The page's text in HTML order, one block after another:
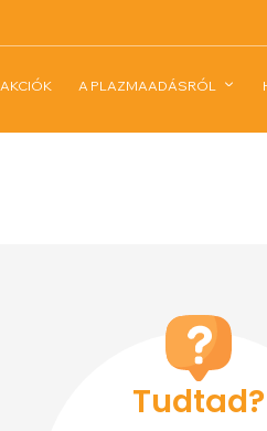
AKCIÓK A PLAZMAADÁSRÓL
Tudtad?